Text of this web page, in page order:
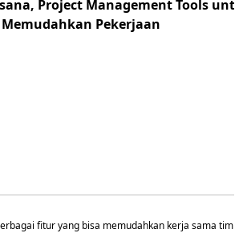
fitur yang bisa memudahkan kerja sama tim